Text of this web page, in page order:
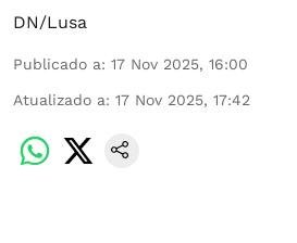
DN/Lusa
Publicado a: 17 Nov 2025, 16:00
Atualizado a: 17 Nov 2025, 17:42